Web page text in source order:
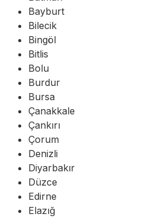
Bayburt
Bilecik
Bingöl
Bitlis
Bolu
Burdur
Bursa
Çanakkale
Çankırı
Çorum
Denizli
Diyarbakır
Düzce
Edirne
Elazığ